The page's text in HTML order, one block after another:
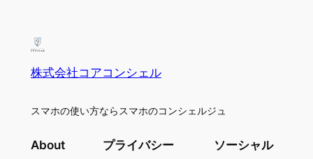
株式会社コアコンシェル
スマホの使い方ならスマホのコンシェルジュ
About プライバシー ソーシャル